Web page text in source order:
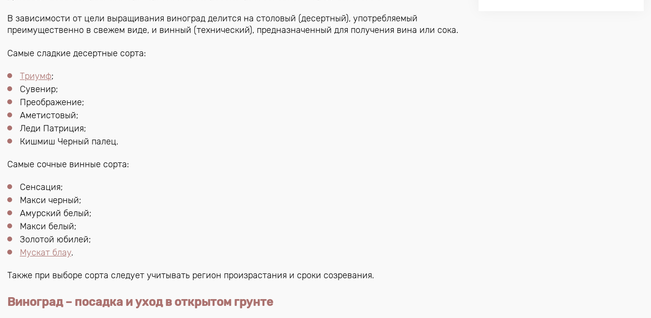
В зависимости от цели выращивания виноград делится на столовый (десертный), употребляемый
преимущественно в свежем виде, и винный (технический), предназначенный для получения вина или сока.
Самые сладкие десертные сорта:
Триумф;
Сувенир;
Преображение;
Аметистовый;
Леди Патриция;
Кишмиш Черный палец.
Самые сочные винные сорта:
Сенсация;
Макси черный;
Амурский белый;
Макси белый;
Золотой юбилей;
Мускат блау.
Также при выборе сорта следует учитывать регион произрастания и сроки созревания.
Виноград – посадка и уход в открытом грунте